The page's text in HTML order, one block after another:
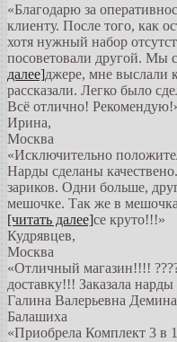
«Благодарю за
клиенту. После того, как
хотя нужный набор
посоветовали другой. Мы
далее]джере, мне выслали
рассказали. Легко было
Всё отлично! Рекомендую!
Ирина,
Москва
«Исключительно
Нарды сделаны
зариков. Одни больше,
мешочке. Так же в
[читать далее]се круто!!!»
Кудрявцев,
Москва
«Отличный магазин!!!!
доставку!!! Заказала
Галина Валерьевна Демина
Балашиха
«Приобрела Комплект 3 в